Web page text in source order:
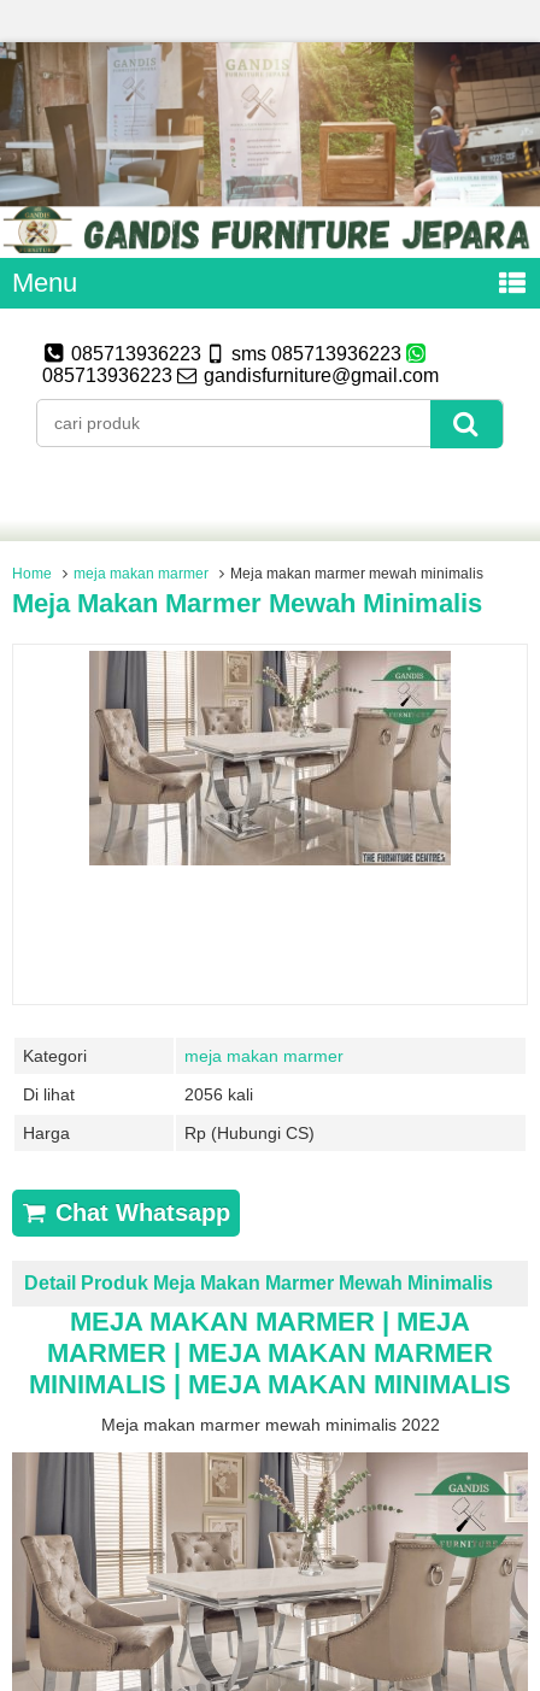
Menu
085713936223
sms 085713936223
085713936223
gandisfurniture@gmail.com
Home meja makan marmer Meja makan marmer mewah minimalis
Meja Makan Marmer Mewah Minimalis
Kategori
meja makan marmer
Di lihat
2056 kali
Harga
Rp (Hubungi CS)
Chat Whatsapp
Detail Produk Meja Makan Marmer Mewah Minimalis
MEJA MAKAN MARMER | MEJA
MARMER | MEJA MAKAN MARMER
MINIMALIS | MEJA MAKAN MINIMALIS
Meja makan marmer mewah minimalis 2022